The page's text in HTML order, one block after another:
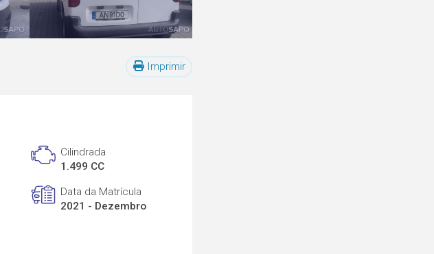
Imprimir
Cilindrada
1.499 CC
Data da Matrícula
2021 - Dezembro